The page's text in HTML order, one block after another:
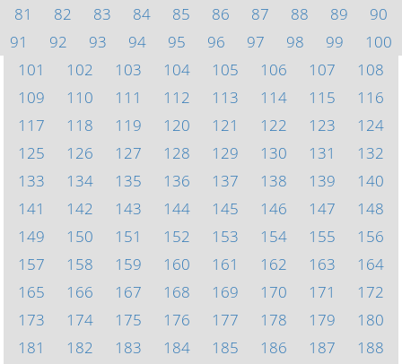
81
82 83 84 85 86 87 88 89
90
91
92 93 94 95 96 97 98 99
100
101
102 103 104 105 106 107
108
109
110 111 112 113 114 115
116
117
118 119 120 121 122 123
124
125
126 127 128 129 130 131
132
133
134 135 136 137 138 139
140
141
142 143 144 145 146 147
148
149
150 151 152 153 154 155
156
157
158 159 160 161 162 163
164
165
166 167 168 169 170 171
172
173
174 175 176 177 178 179
180
181
182 183 184 185 186 187
188